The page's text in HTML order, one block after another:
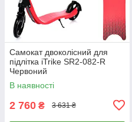
Самокат двоколісний для
підлітка iTrike SR2-082-R
Червоний
В наявності
2 760 ₴ 3 631 ₴